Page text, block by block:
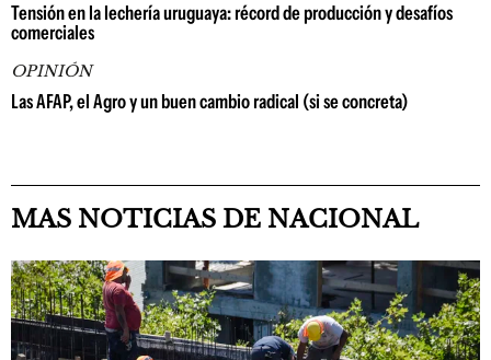
Tensión en la lechería uruguaya: récord de producción y desafíos
comerciales
OPINIÓN
Las AFAP, el Agro y un buen cambio radical (si se concreta)
MAS NOTICIAS DE NACIONAL